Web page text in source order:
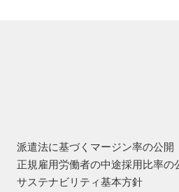
派遣法に基づくマージン率の公開
正規雇用労働者の中途採用比率の
サステナビリティ基本方針